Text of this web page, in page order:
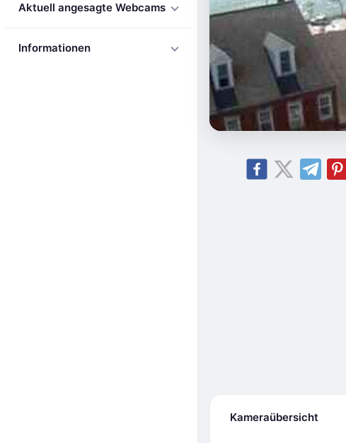
Aktuell angesagte Webcams
Informationen
Kameraübersicht